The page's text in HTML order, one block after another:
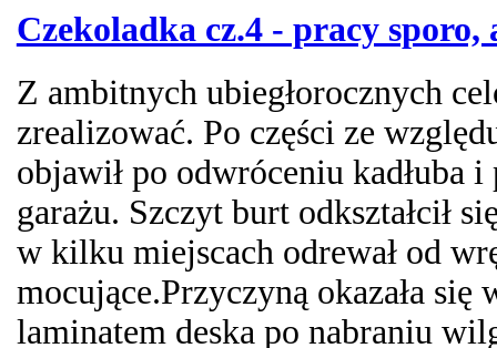
Czekoladka cz.4 - pracy
Z ambitnych ubiegłorocznych
zrealizować. Po części ze
objawił po odwróceniu kadłuba
garażu. Szczyt burt odkształcił
w kilku miejscach odrewał od
mocujące.Przyczyną okazała
laminatem deska po nabraniu